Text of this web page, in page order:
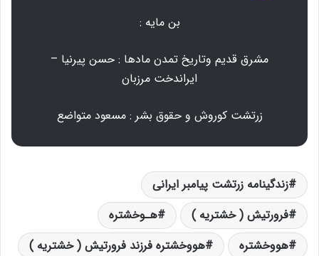
بن مايه :
مشرق قديم وتاريخ تمدن مادها : حسن پيرنيا –
ايراندخت مرزبان
زرتشت كوروش و حقوق بشر : مسعود متواضع
زندگینامه زرتشت پیامبر ایرانی
فرورتیش ( خشتریه )
هـوخشتره
هووخشتره
هووخشتره فرزند فرورتیش ( خشتریه )